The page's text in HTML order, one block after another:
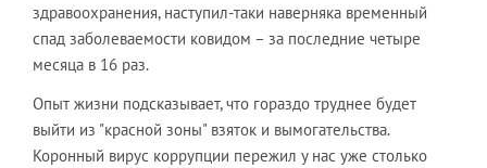
здравоохранения, наступил-таки наверняка временный
спад заболеваемости ковидом – за последние четыре
месяца в 16 раз.
Опыт жизни подсказывает, что гораздо труднее будет
выйти из "красной зоны" взяток и вымогательства.
Коронный вирус коррупции пережил у нас уже столько